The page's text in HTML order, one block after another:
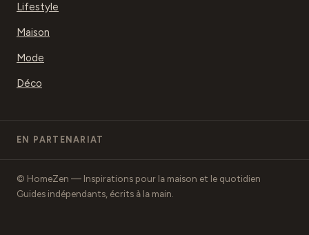
Lifestyle
Maison
Mode
Déco
EN PARTENARIAT
© HomeZen — Inspirations pour la maison et le quotidien
Guides indépendants, écrits à la main.